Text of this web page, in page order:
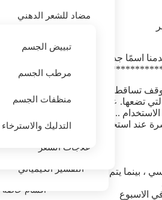
تقشير الجلد
التقشير الكيميائي
مضاد للشعر الدهني
مشاكل الشعر الخاصة
الحمام والنظافة
تلوين الشعر
ملمس الشعر والتبييض
علاجات الشعر
تبييض الجسم
مرطب الجسم
منظفات الجسم
التدليك والاسترخاء
مُكَمِّلات
أقسام خاصة
اسمًا جديدًا في فترة اسبوعين من
) بشكل فعال.
تساقط الشعر و جعله اقوى و
تضعها. عمليا ستشعرين بالفرق بعد
..
عند استخدام اللوشن كخيار اول.
، بينما يتم عرضه على الطريقة
الاسبوع